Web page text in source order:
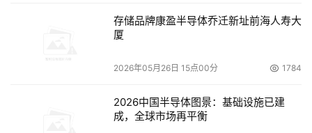
降到StorageTek公司出任CEO。当时，StorageTek公司正
存储品牌康盈半导体乔迁新址前海人寿大
厦
2026年05月26日 15点00分 1784
2026中国半导体图景：基础设施已建
成，全球市场再平衡